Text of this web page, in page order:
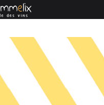
- Pour historique et